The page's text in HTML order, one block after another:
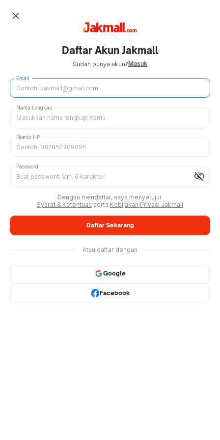
close
Daftar Akun Jakmall
Sudah punya akun?Masuk
Email
Nama Lengkap
Nomor HP
visibility_off
Password
Dengan mendaftar, saya menyetujui
Syarat & Ketentuan serta Kebijakan Privasi Jakmall
Daftar Sekarang
Atau daftar dengan
Google
Facebook